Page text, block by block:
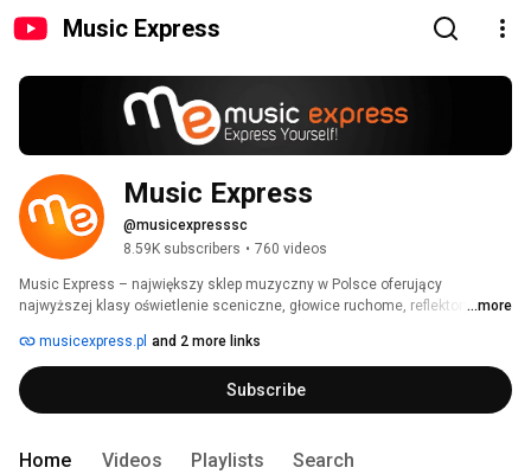
Music Express
Music Express
@musicexpresssc
8.59K subscribers • 760 videos
Music Express – największy sklep muzyczny w Polsce oferujący
najwyższej klasy oświetlenie sceniczne, głowice ruchome, reflektory PAR,
sterowniki DMX, nagłośnienie estradowe, kolumny głośnikowe, subwoofery,
miksery audio, miksery DJ-skie, mikrofony dynamiczne i pojemnościowe,
słuchawki studyjne, sprzęt studyjny, sprzęt DJ-ski, wytwornice dymu,
wytwornice baniek, wytwornice iskier, statywy, stanowiska DJ, case'y,
...more
musicexpress.pl and 2 more links
Subscribe
Home Videos Playlists Search